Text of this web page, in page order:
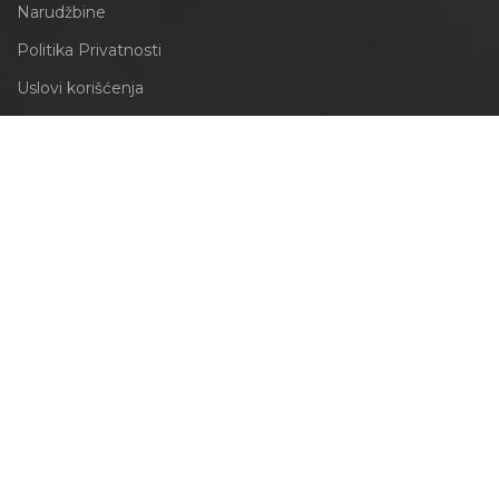
Narudžbine
Politika Privatnosti
Uslovi korišćenja